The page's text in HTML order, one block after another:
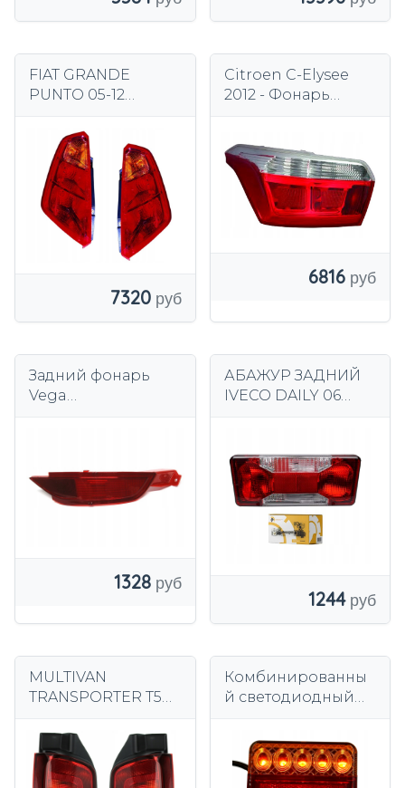
FIAT GRANDE
PUNTO 05-12
ЗАДНИХ ФОНАРОВ
7320
Citroen C-Elysee
2012 - Фонарь
6816
Задний фонарь
Vega
1328
АБАЖУР ЗАДНИЙ
IVECO DAILY 06
1244
MULTIVAN
TRANSPORTER T5
ЗАДНИЙ
ЛЕВЫЙ+ПРАВЫЙ
Комбинированны
й светодиодный
прицепной 12 В 24
В светодиодный с
кабелем